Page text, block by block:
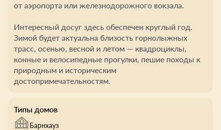
от аэропорта или железнодорожного вокзала.
Интересный досуг здесь обеспечен круглый год.
Зимой будет актуальна близость горнолыжных
трасс, осенью, весной и летом — квадроциклы,
конные и велосипедные прогулки, пешие походы к
природным и историческим
достопримечательностям.
Типы домов
Барнхауз